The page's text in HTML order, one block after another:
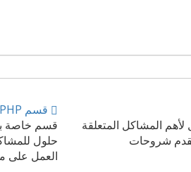
المشاكل المتعلقة
يقدم شروحات
قسم PHP
حلول
العمل على